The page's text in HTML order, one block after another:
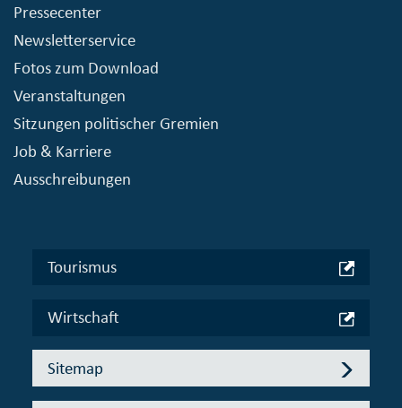
Pressecenter
Newsletterservice
Fotos zum Download
Veranstaltungen
Sitzungen politischer Gremien
Job & Karriere
Ausschreibungen
Tourismus
Wirtschaft
Sitemap